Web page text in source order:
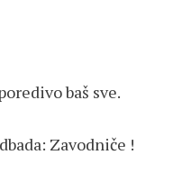
baš sve.
Zavodniče !